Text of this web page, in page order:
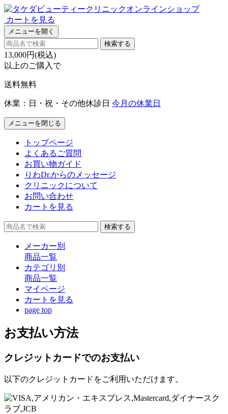
カートを見る
メニューを開く
検索する
13,000円(税込)
以上のご購入で
送料無料
休業：日・祝・その他休診日 今月の休業日
メニューを閉じる
トップページ
よくあるご質問
お買い物ガイド
りわDr.からのメッセージ
クリニックについて
お問い合わせ
カートを見る
検索する
メーカー別
商品一覧
カテゴリ別
商品一覧
マイページ
カート を見る
page top
お支払い方法
クレジットカードでのお支払い
以下のクレジットカードをご利用いただけます。